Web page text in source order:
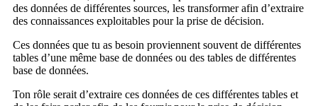
des données de différentes sources, les transformer afin d’extraire
des connaissances exploitables pour la prise de décision.
Ces données que tu as besoin proviennent souvent de différentes
tables d’une même base de données ou des tables de différentes
base de données.
Ton rôle serait d’extraire ces données de ces différentes tables et